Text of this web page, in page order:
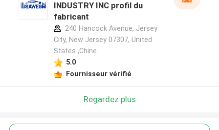
INDUSTRY INC profil du
fabricant
240 Hancock Avenue, Jersey
City, New Jersey 07307, United
States ,Chine
5.0
Fournisseur vérifié
Regardez plus